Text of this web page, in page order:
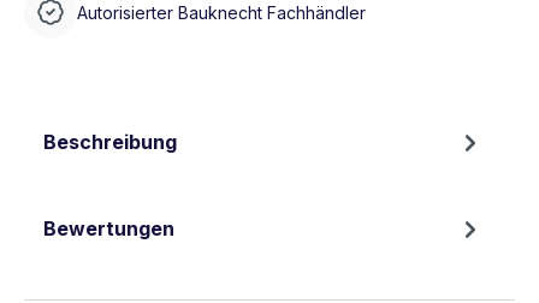
Autorisierter Bauknecht Fachhändler
Beschreibung
Bewertungen